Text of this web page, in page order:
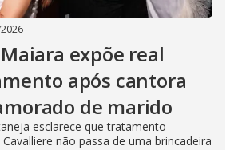
expõe real
após cantora
de marido
esclarece que tratamento
não passa de uma brincadeira